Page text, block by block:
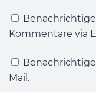
Kommentare via
Mail.